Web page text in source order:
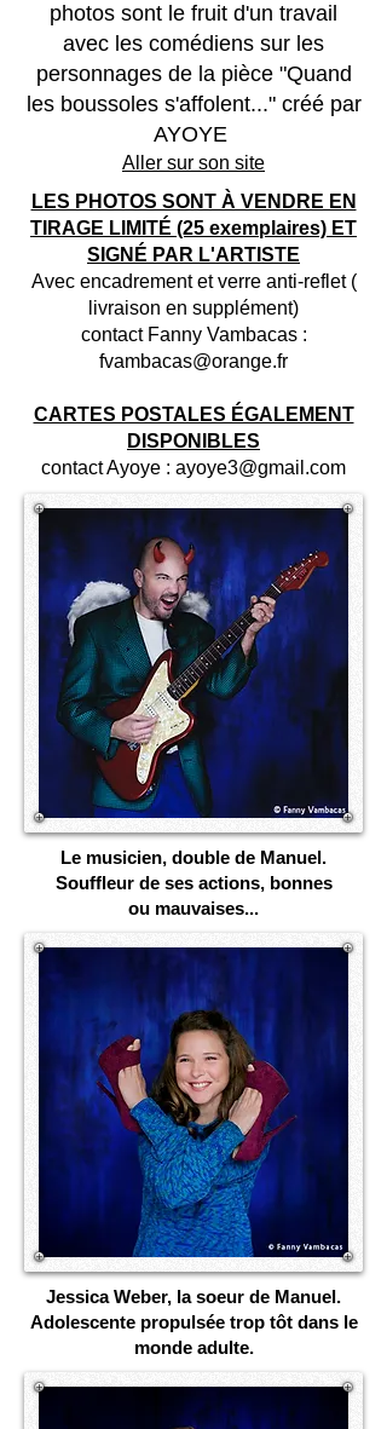
photos sont le fruit d'un travail
avec les comédiens sur les
personnages de la pièce "Quand
les boussoles s'affolent..." créé par
AYOYE
Aller sur son site
LES PHOTOS SONT À VENDRE EN
TIRAGE LIMITÉ (25 exemplaires) ET
SIGNÉ PAR L'ARTISTE
Avec encadrement et verre anti-reflet (
livraison en supplément)
contact Fanny Vambacas :
fvambacas@orange.fr
CARTES POSTALES ÉGALEMENT
DISPONIBLES
contact Ayoye : ayoye3@gmail.com
Le musicien, double de Manuel.
Souffleur de ses actions, bonnes
ou mauvaises...
Jessica Weber, la soeur de Manuel.
Adolescente propulsée trop tôt dans le
monde adulte.